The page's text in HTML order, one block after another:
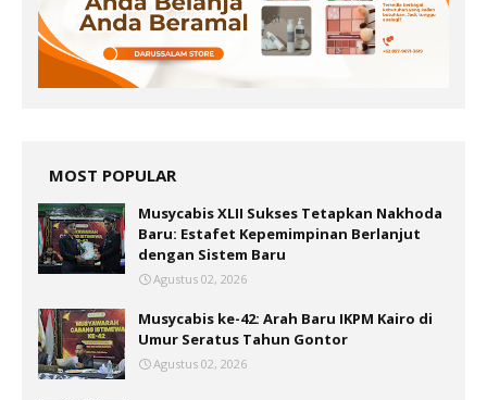
MOST POPULAR
Musycabis XLII Sukses Tetapkan Nakhoda
Baru: Estafet Kepemimpinan Berlanjut
dengan Sistem Baru
Agustus 02, 2026
Musycabis ke-42: Arah Baru IKPM Kairo di
Umur Seratus Tahun Gontor
Agustus 02, 2026